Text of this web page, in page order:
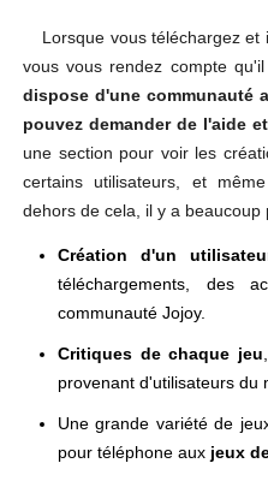
Lorsque vous téléchargez et
vous vous rendez compte
dispose d'une communauté
pouvez demander de l'aide
une section pour voir les
certains utilisateurs, et
dehors de cela, il y a beaucoup
Création d'un
téléchargements, des
communauté Jojoy.
Critiques de chaque jeu
provenant d'utilisateurs du
Une grande variété de
pour téléphone aux jeux